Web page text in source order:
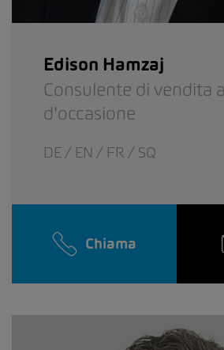
Edison Hamzaj
Consulente di vendita
d'occasione
DE / EN / FR / SQ
Chiama